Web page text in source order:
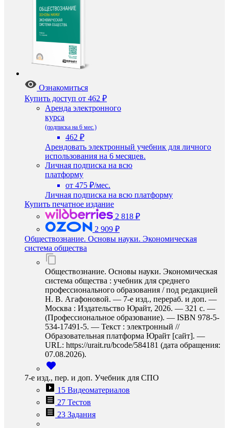
Ознакомиться
Купить доступ от 462 ₽
Аренда электронного
курса
(подписка на 6 мес.)
462 ₽
Арендовать электронный учебник для личного
использования на 6 месяцев.
Личная подписка на всю
платформу
от 475 ₽/мес.
Личная подписка на всю платформу
Купить печатное издание
2 818 ₽
2 909 ₽
Обществознание. Основы науки. Экономическая
система общества
Обществознание. Основы науки. Экономическая
система общества : учебник для среднего
профессионального образования / под редакцией
Н. В. Агафоновой. — 7-е изд., перераб. и доп. —
Москва : Издательство Юрайт, 2026. — 321 с. —
(Профессиональное образование). — ISBN 978-5-
534-17491-5. — Текст : электронный //
Образовательная платформа Юрайт [сайт]. —
URL: https://urait.ru/bcode/584181 (дата обращения:
07.08.2026).
7-е изд., пер. и доп. Учебник для СПО
15 Видеоматериалов
27 Тестов
23 Задания